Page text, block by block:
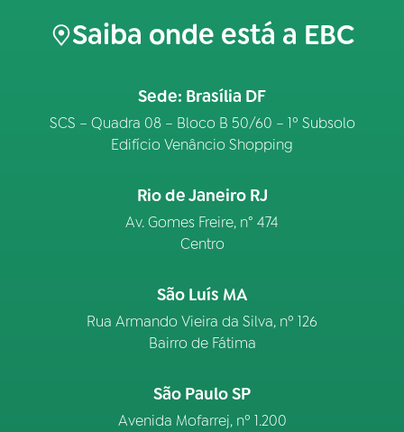
Saiba onde está a EBC
Sede: Brasília DF
SCS – Quadra 08 – Bloco B 50/60 – 1º Subsolo
Edifício Venâncio Shopping
Rio de Janeiro RJ
Av. Gomes Freire, n° 474
Centro
São Luís MA
Rua Armando Vieira da Silva, nº 126
Bairro de Fátima
São Paulo SP
Avenida Mofarrej, nº 1.200